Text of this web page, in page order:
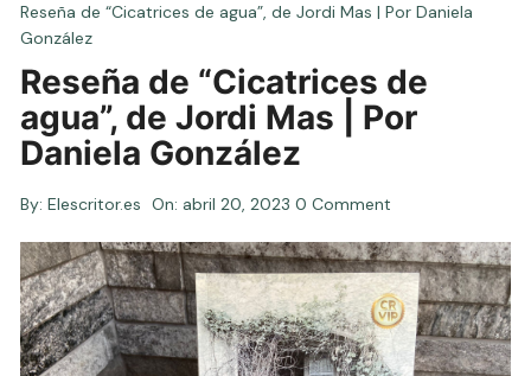
Reseña de “Cicatrices de agua”, de Jordi Mas | Por Daniela
González
Reseña de “Cicatrices de
agua”, de Jordi Mas | Por
Daniela González
By: Elescritor.es On: abril 20, 2023 0 Comment